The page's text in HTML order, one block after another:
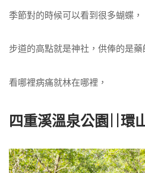
季節對的時候可以看到很多蝴蝶，
步道的高點就是神社，供俸的是藥
看哪裡病痛就林在哪裡，
四重溪溫泉公園||環